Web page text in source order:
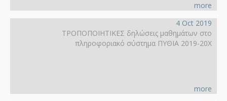
more
4 Oct 2019
ΤΡΟΠΟΠΟΙΗΤΙΚΕΣ δηλώσεις μαθημάτων στο
πληροφοριακό σύστημα ΠΥΘΙΑ 2019-20Χ
more